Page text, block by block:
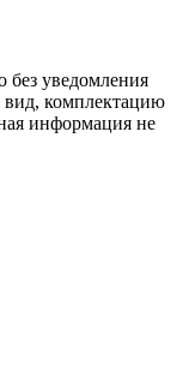
без уведомления
вид, комплектацию
информация не